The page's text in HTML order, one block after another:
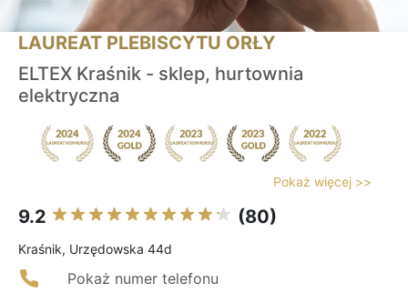
LAUREAT PLEBISCYTU ORŁY
ELTEX Kraśnik - sklep, hurtownia
elektryczna
Pokaż więcej >>
9.2 (80)
Kraśnik, Urzędowska 44d
Pokaż numer telefonu